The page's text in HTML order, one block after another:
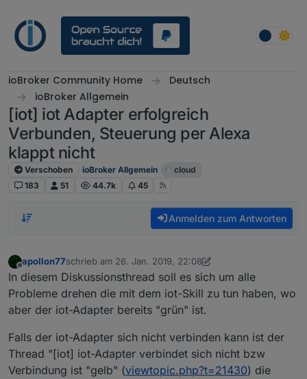
ioBroker Community Home
Deutsch
ioBroker Allgemein
[iot] iot Adapter erfolgreich
Verbunden, Steuerung per Alexa
klappt nicht
Verschoben ioBroker Allgemein
cloud
183
51 44.7k 45
Anmelden zum Antworten
Offline
apollon77schrieb am 26. Jan. 2019, 22:08
zuletzt editiert von eric29052. Okt. 2019, 05:23
In diesem Diskussionsthread soll es sich um alle
Probleme drehen die mit dem iot-Skill zu tun haben, wo
aber der iot-Adapter bereits "grün" ist.
Falls der iot-Adapter sich nicht verbinden kann ist der
Thread "[iot] iot-Adapter verbindet sich nicht bzw
Verbindung ist "gelb" (viewtopic.php?t=21430) die